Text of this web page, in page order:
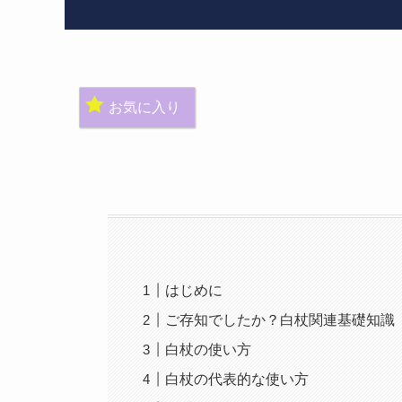
お気に入り
はじめに
ご存知でしたか？白杖関連基礎知識
白杖の使い方
白杖の代表的な使い方